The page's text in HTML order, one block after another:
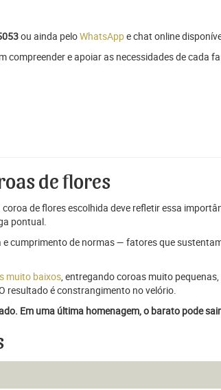
ou ainda peloWhatsAppe chat online
e apoiar as necessidades de cada
de flores
de flores escolhida deve refletir essa
pontual.
cumprimento de normas — fatores que
muito baixos, entregando coroas muito
resultado é constrangimento no velório.
Em uma última homenagem, o barato pode